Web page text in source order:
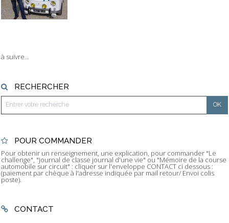
à suivre...
RECHERCHER
POUR COMMANDER
Pour obtenir un renseignement, une explication, pour commander "Le
challenge", "Journal de classe journal d'une vie" ou "Mémoire de la course
automobile sur circuit" : cliquer sur l'enveloppe CONTACT ci dessous :
(paiement par chèque à l'adresse indiquée par mail retour/ Envoi colis
poste).
CONTACT